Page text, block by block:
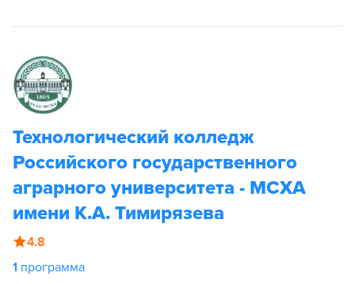
Технологический колледж
Российского государственного
аграрного университета - МСХА
имени К.А. Тимирязева
4.8
1 программа